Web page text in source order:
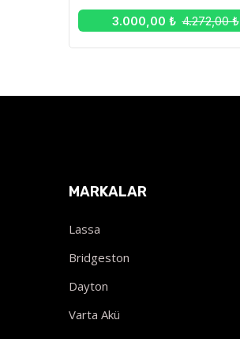
3.000,00 ₺ 4.272,00 ₺
MARKALAR
Lassa
Bridgeston
Dayton
Varta Akü